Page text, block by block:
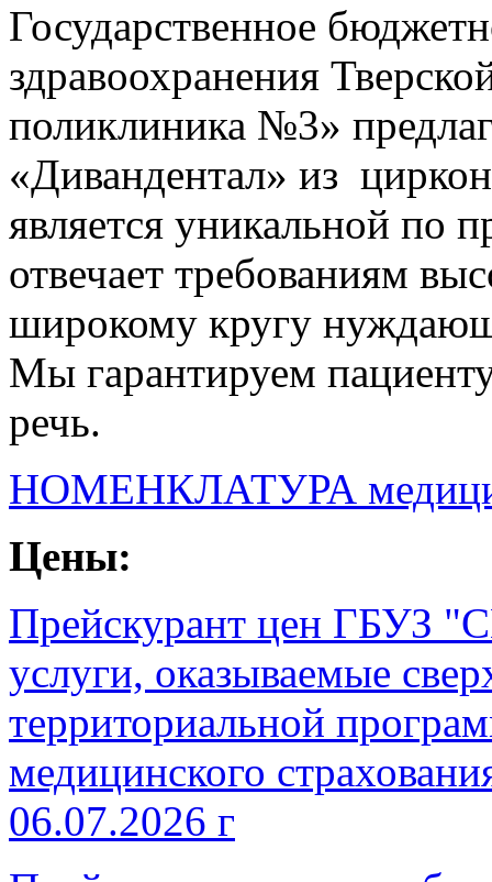
Государственное
здравоохранения
поликлиника №3»
«Дивандентал» из
является уникальной по
отвечает требованиям
широкому кругу
Мы гарантируем
речь.
НОМЕНКЛАТУРА
Цены:
Прейскурант цен ГБУЗ
услуги, оказываемые
территориальной
медицинского
06.07.2026 г